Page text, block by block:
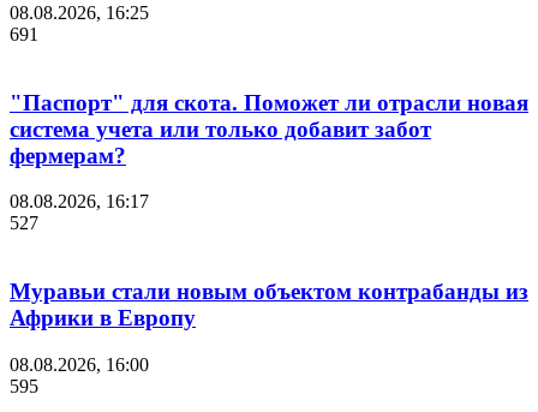
08.08.2026, 16:25
691
"Паспорт" для скота. Поможет ли отрасли новая
система учета или только добавит забот
фермерам?
08.08.2026, 16:17
527
Муравьи стали новым объектом контрабанды из
Африки в Европу
08.08.2026, 16:00
595